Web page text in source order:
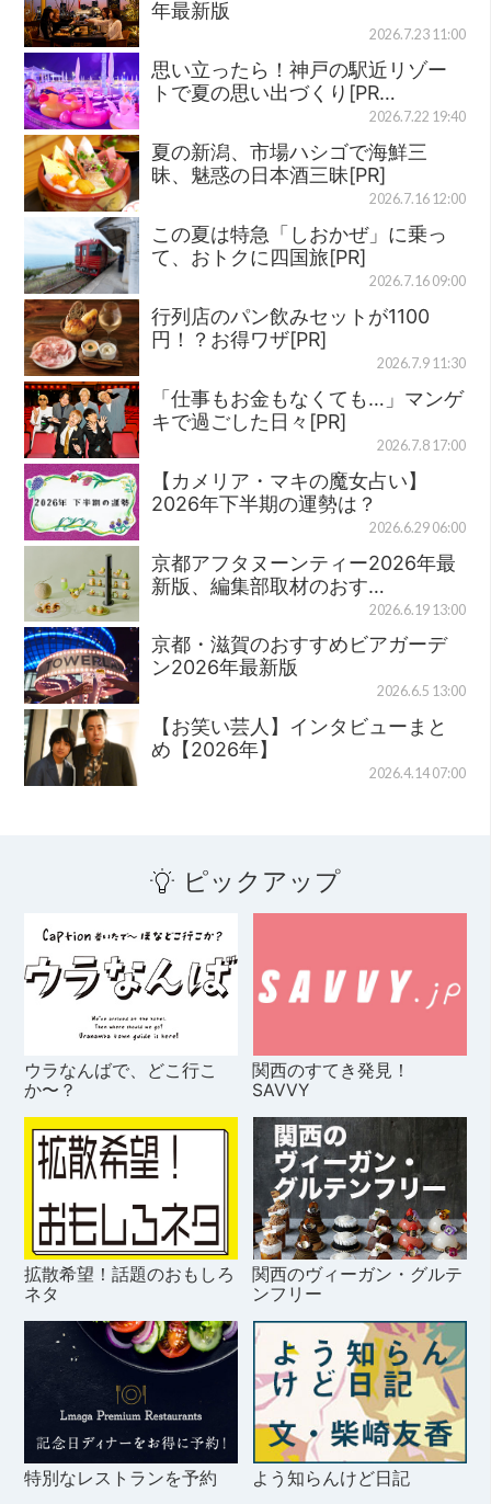
年最新版
2026.7.23 11:00
思い立ったら！神戸の駅近リゾー
トで夏の思い出づくり[PR…
2026.7.22 19:40
夏の新潟、市場ハシゴで海鮮三
昧、魅惑の日本酒三昧[PR]
2026.7.16 12:00
この夏は特急「しおかぜ」に乗っ
て、おトクに四国旅[PR]
2026.7.16 09:00
行列店のパン飲みセットが1100
円！？お得ワザ[PR]
2026.7.9 11:30
「仕事もお金もなくても…」マンゲ
キで過ごした日々[PR]
2026.7.8 17:00
【カメリア・マキの魔女占い】
2026年下半期の運勢は？
2026.6.29 06:00
京都アフタヌーンティー2026年最
新版、編集部取材のおす…
2026.6.19 13:00
京都・滋賀のおすすめビアガーデ
ン2026年最新版
2026.6.5 13:00
【お笑い芸人】インタビューまと
め【2026年】
2026.4.14 07:00
ピックアップ
ウラなんばで、どこ行こ
か〜？
関西のすてき発見！
SAVVY
拡散希望！話題のおもしろ
ネタ
関西のヴィーガン・グルテ
ンフリー
特別なレストランを予約 よう知らんけど日記